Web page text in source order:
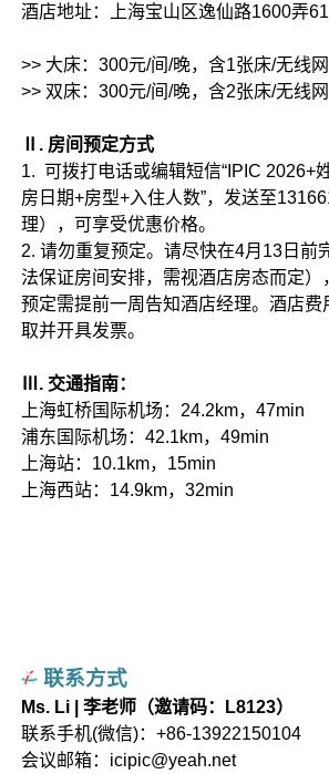
酒店地址：上海宝山区逸仙路1600弄
>> 大床：300元/间/晚，含1张床/无线
>> 双床：300元/间/晚，含2张床/无线
Ⅱ. 房间预定方式
1. 可拨打电话或编辑短信“IPIC 2026+
房日期+房型+入住人数”，发送至
理），可享受优惠价格。
2. 请勿重复预定。请尽快在4月13日前
法保证房间安排，需视酒店房态而定）
预定需提前一周告知酒店经理。酒店费
取并开具发票。
Ⅲ. 交通指南：
上海虹桥国际机场：24.2km，47min
浦东国际机场：42.1km，49min
上海站：10.1km，15min
上海西站：14.9km，32min
联系方式
Ms. Li | 李老师（邀请码：L8123）
联系手机(微信)：+86-13922150104
会议邮箱：icipic@yeah.net